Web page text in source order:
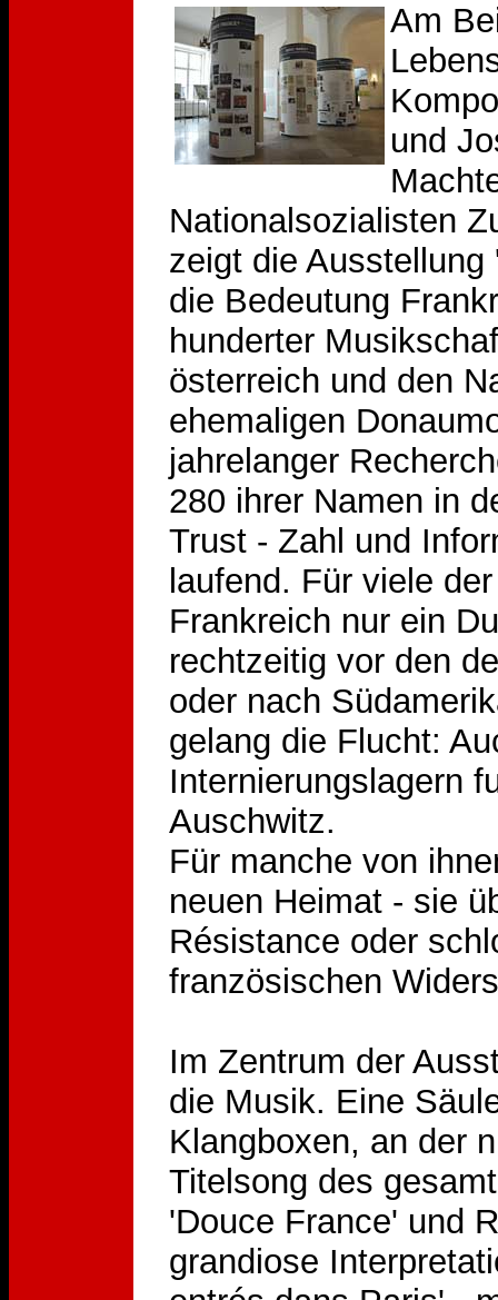
Am
und
Nationalsozialisten
zeigt die
die Bedeutung
hunderter
österreich und den
ehemaligen
jahrelanger
280 ihrer Namen in
Trust - Zahl und
laufend. Für viele
Frankreich nur ein
rechtzeitig vor den
oder nach
gelang die Flucht:
Internierungslagern
Auschwitz.
Für manche von
neuen Heimat - sie
Résistance oder
französischen
Im Zentrum der
die Musik. Eine
Klangboxen, an der
Titelsong des
'Douce France' und
grandiose